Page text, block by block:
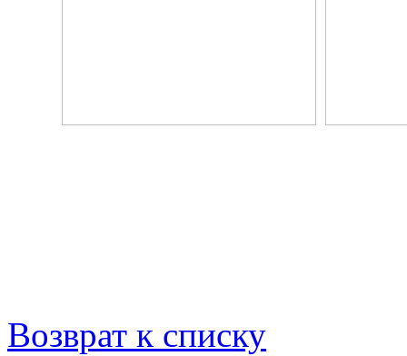
Возврат к списку